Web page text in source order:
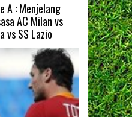
A : Menjelang
AC Milan vs
vs SS Lazio